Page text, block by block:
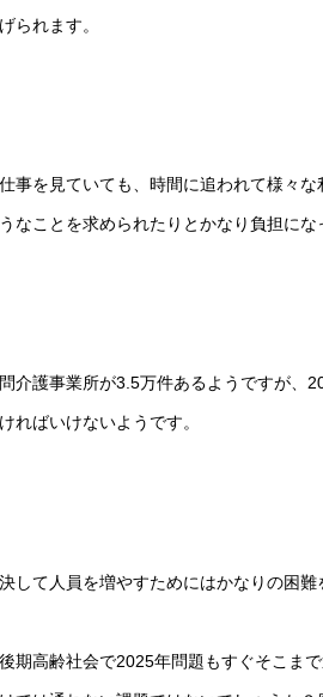
られます。
事を見ていても、時間に追われて様々
なことを求められたりとかなり負担に
介護事業所が3.5万件あるようですが、
ればいけないようです。
して人員を増やすためにはかなりの困
期高齢社会で2025年問題もすぐそこま